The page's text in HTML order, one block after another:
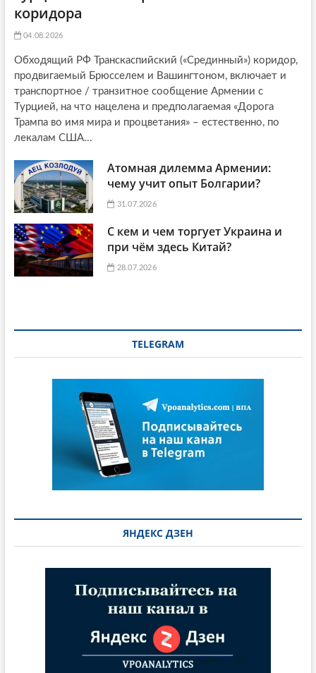
коридора
04.08.2026
Обходящий РФ Транскаспийский («Срединный») коридор,
продвигаемый Брюсселем и Вашингтоном, включает и
транспортное / транзитное сообщение Армении с
Турцией, на что нацелена и предполагаемая «Дорога
Трампа во имя мира и процветания» – естественно, по
лекалам США...
Атомная дилемма Армении:
чему учит опыт Болгарии?
31.07.2026
С кем и чем торгует Украина и
при чём здесь Китай?
28.07.2026
TELEGRAM
ЯНДЕКС ДЗЕН